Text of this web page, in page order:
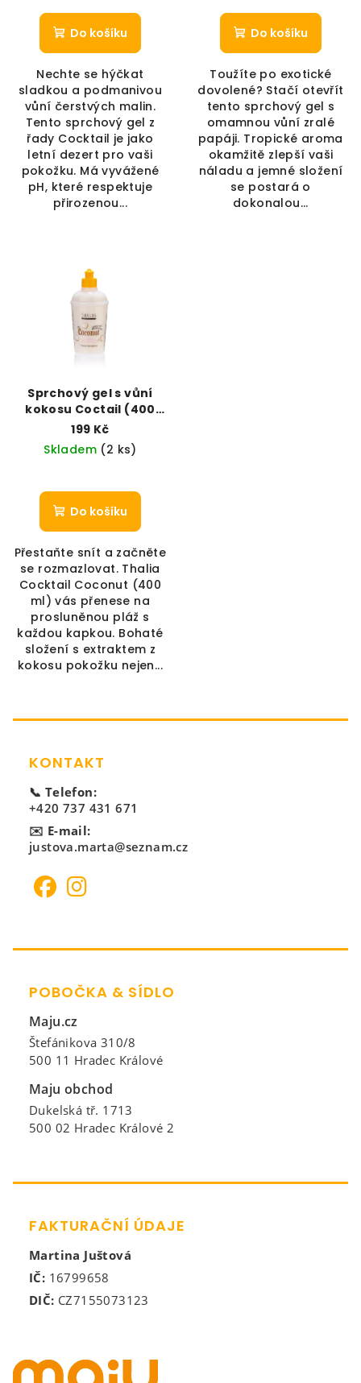
Do košíku
Nechte se hýčkat
sladkou a podmanivou
vůní čerstvých malin.
Tento sprchový gel z
řady Cocktail je jako
letní dezert pro vaši
pokožku. Má vyvážené
pH, které respektuje
přirozenou...
Do košíku
Toužíte po exotické
dovolené? Stačí otevřít
tento sprchový gel s
omamnou vůní zralé
papáji. Tropické aroma
okamžitě zlepší vaši
náladu a jemné složení
se postará o
dokonalou...
Sprchový gel s vůní
kokosu Coctail (400
ml)
199 Kč
Skladem (2 ks)
Do košíku
Přestaňte snít a začněte
se rozmazlovat. Thalia
Cocktail Coconut (400
ml) vás přenese na
prosluněnou pláž s
každou kapkou. Bohaté
složení s extraktem z
kokosu pokožku nejen...
Zápatí
KONTAKT
📞 Telefon:
+420 737 431 671
✉️ E-mail:
justova.marta@seznam.cz
POBOČKA & SÍDLO
Maju.cz
Štefánikova 310/8
500 11 Hradec Králové
Maju obchod
Dukelská tř. 1713
500 02 Hradec Králové 2
FAKTURAČNÍ ÚDAJE
Martina Juštová
IČ: 16799658
DIČ: CZ7155073123